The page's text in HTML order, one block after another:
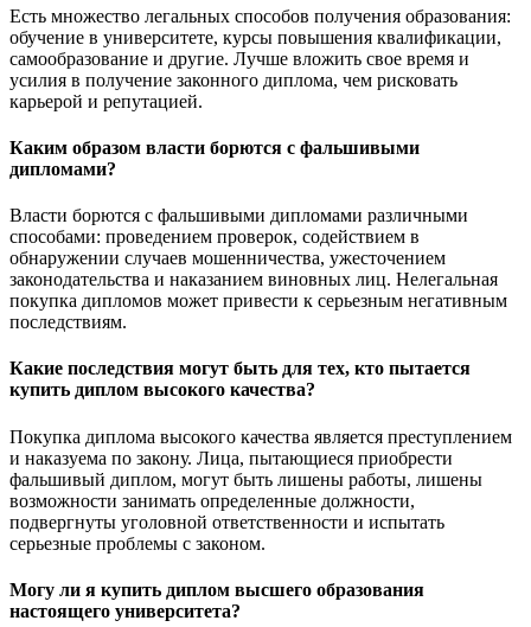
Есть множество легальных способов получения образования:
обучение в университете, курсы повышения квалификации,
самообразование и другие. Лучше вложить свое время и
усилия в получение законного диплома, чем рисковать
карьерой и репутацией.
Каким образом власти борются с фальшивыми
дипломами?
Власти борются с фальшивыми дипломами различными
способами: проведением проверок, содействием в
обнаружении случаев мошенничества, ужесточением
законодательства и наказанием виновных лиц. Нелегальная
покупка дипломов может привести к серьезным негативным
последствиям.
Какие последствия могут быть для тех, кто пытается
купить диплом высокого качества?
Покупка диплома высокого качества является преступлением
и наказуема по закону. Лица, пытающиеся приобрести
фальшивый диплом, могут быть лишены работы, лишены
возможности занимать определенные должности,
подвергнуты уголовной ответственности и испытать
серьезные проблемы с законом.
Могу ли я купить диплом высшего образования
настоящего университета?